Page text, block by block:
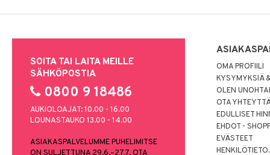
SOITA TAI LAITA MEILLE
SÄHKÖPOSTIA
0800 9 18486
AUKIOLOAJAT: 10.00 - 16.00
LOUNASTAUKO 13.00 - 14.00
ASIAKASPALVELUMME PUHELIMITSE
OMA PROFIILI
KYSYMYKSIÄ
OLEN
OTA
EDULLISET
EHDOT -
EVÄSTEET